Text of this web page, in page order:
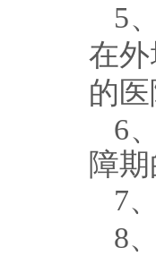
5
在
的
6
障期
7
8